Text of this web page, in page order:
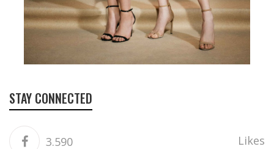
STAY CONNECTED
3.590 Likes